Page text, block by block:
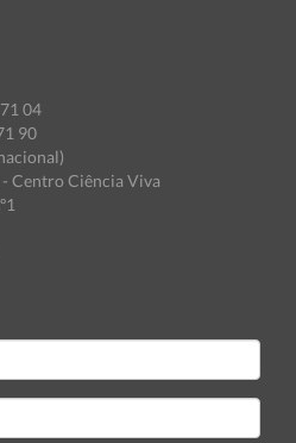
04
90
Centro Ciência Viva